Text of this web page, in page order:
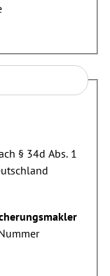
§ 34d Abs. 1